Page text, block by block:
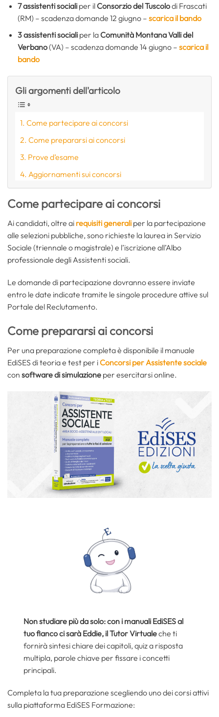
7 assistenti socialiper il Consorzio del Tuscolodi Frascati
(RM) – scadenza domande 12 giugno – scarica il bando
3 assistenti socialiper la Comunità Montana Valli del
Verbano(VA) – scadenza domande 14 giugno – scarica il
bando
Gli argomenti dell'articolo
Come partecipare ai concorsi
Come prepararsi ai concorsi
Prove d’esame
Aggiornamenti sui concorsi
Come partecipare ai concorsi
Ai candidati, oltre ai requisiti generali per la partecipazione
alle selezioni pubbliche, sono richieste la laurea in Servizio
Sociale (triennale o magistrale) e l’iscrizione all’Albo
professionale degli Assistenti sociali.
Le domande di partecipazione dovranno essere inviate
entro le date indicate tramite le singole procedure attive sul
Portale del Reclutamento.
Come prepararsi ai concorsi
Per una preparazione completa è disponibile il manuale
EdiSES di teoria e test per iConcorsi per Assistente sociale
con software di simulazione per esercitarsi online.
Non studiare più da solo: con i manuali EdiSES al
tuo fianco ci sarà Eddie, il Tutor Virtualeche ti
fornirà sintesi chiare dei capitoli, quiz a risposta
multipla, parole chiave per fissare i concetti
principali.
Completa la tua preparazione scegliendo uno dei corsi attivi
sulla piattaforma EdiSES Formazione: